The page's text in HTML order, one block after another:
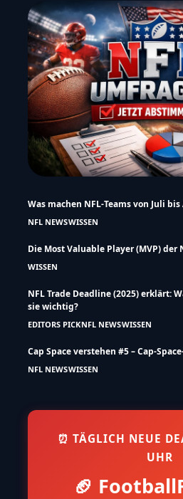
Was machen NFL-Teams von Juli
NFL NEWSWISSEN
Die Most Valuable Player (MVP) der
WISSEN
NFL Trade Deadline (2025) erklärt:
sie wichtig?
EDITORS PICKNFL NEWSWISSEN
Cap Space verstehen #5 – Cap-
NFL NEWSWISSEN
⏰ TÄGLICH NEUE
UHR
🏈